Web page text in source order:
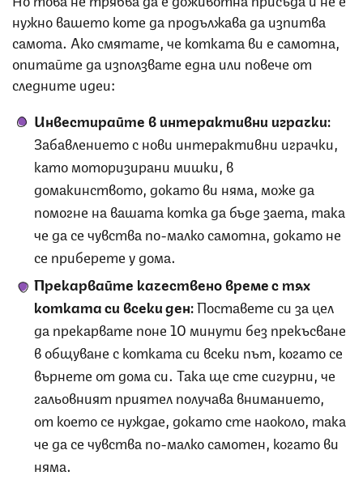
нужно вашето коте да продължава да изпитва
самота. Ако смятате, че котката ви е самотна,
опитайте да използвате една или повече от
следните идеи:
Инвестирайте в интерактивни играчки:
Забавлението с нови интерактивни играчки,
като моторизирани мишки, в
домакинството, докато ви няма, може да
помогне на вашата котка да бъде заета, така
че да се чувства по-малко самотна, докато не
се приберете у дома.
Прекарвайте качествено време с тях
котката си всеки ден:Поставете си за цел
да прекарвате поне 10 минути без прекъсване
в общуване с котката си всеки път, когато се
върнете от дома си. Така ще сте сигурни, че
гальовният приятел получава вниманието,
от което се нуждае, докато сте наоколо, така
че да се чувства по-малко самотен, когато ви
няма.